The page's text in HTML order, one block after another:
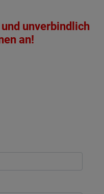
unverbindlich
an!